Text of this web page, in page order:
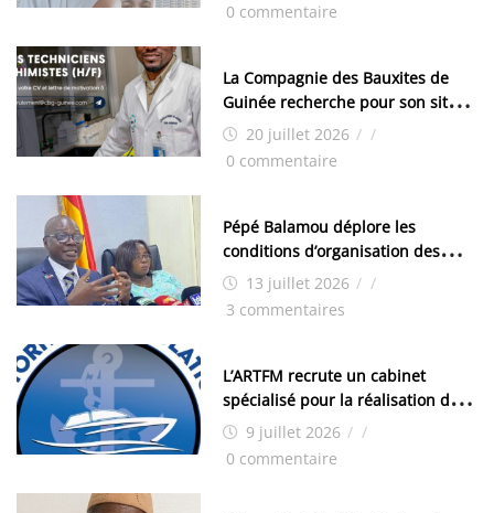
0 commentaire
La Compagnie des Bauxites de
Guinée recherche pour son site
de Kamsar des techniciens
chimistes (H/F)
20 juillet 2026 / /
0 commentaire
Pépé Balamou déplore les
conditions d’organisation des
examens nationaux : « Si ce sont
les élections, on trouve tous les
13 juillet 2026 / /
3 commentaires
L’ARTFM recrute un cabinet
spécialisé pour la réalisation des
études techniques
9 juillet 2026 / /
0 commentaire